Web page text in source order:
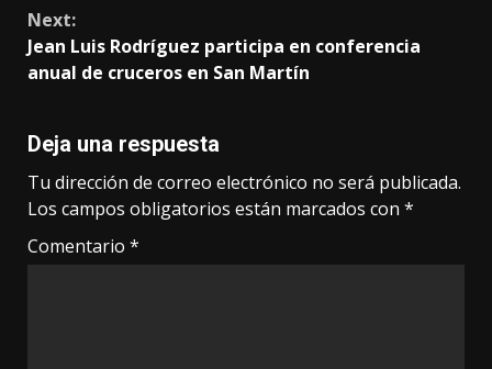
Next:
Jean Luis Rodríguez participa en conferencia
anual de cruceros en San Martín
Deja una respuesta
Tu dirección de correo electrónico no será publicada.
Los campos obligatorios están marcados con *
Comentario *